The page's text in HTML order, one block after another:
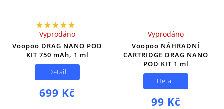
Voopoo DRAG NANO POD
KIT 750 mAh, 1 ml
Vyprodáno
699 Kč
Detail
Voopoo NÁHRADNÍ
CARTRIDGE DRAG NANO
POD KIT 1 ml
Vyprodáno
99 Kč
Detail